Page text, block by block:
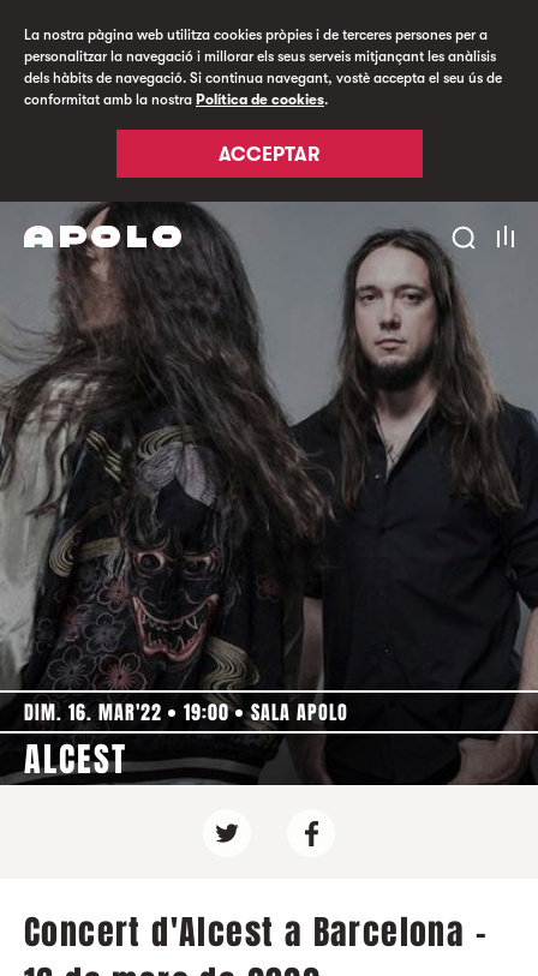
La nostra pàgina web utilitza cookies pròpies i de terceres persones per a
personalitzar la navegació i millorar els seus serveis mitjançant les anàlisis
dels hàbits de navegació. Si continua navegant, vostè accepta el seu ús de
conformitat amb la nostra Política de cookies.
ACCEPTAR
DIM. 16. MAR'22 19:00 SALA APOLO
ALCEST
Concert d'Alcest a Barcelona -